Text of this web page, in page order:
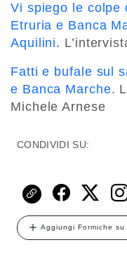
Vi spiego le colpe
Etruria e Banca
Aquilini.
Fatti e bufale sul
e Banca Marche.
Michele Arnese
CONDIVIDI SU:
Aggiungi Formiche su